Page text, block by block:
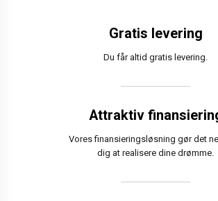
Gratis levering
Du får altid gratis levering.
Attraktiv
Vores finansieringsløsning gør det
dig at realisere dine drømme.